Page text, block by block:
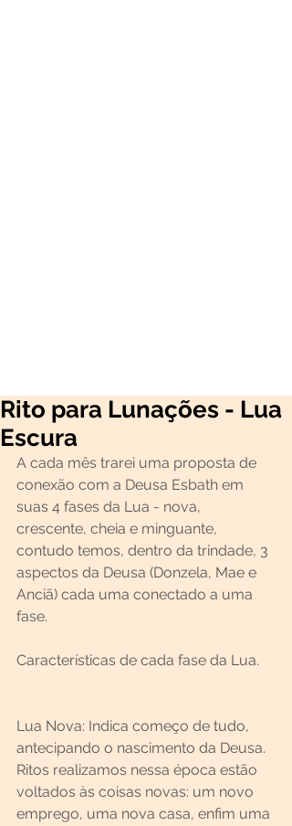
Rito para Lunações - Lua
Escura
A cada mês trarei uma proposta de
conexão com a Deusa Esbath em
suas 4 fases da Lua - nova,
crescente, cheia e minguante,
contudo temos, dentro da trindade, 3
aspectos da Deusa (Donzela, Mae e
Anciã) cada uma conectado a uma
fase.
Características de cada fase da Lua.
Lua Nova: Indica começo de tudo,
antecipando o nascimento da Deusa.
Ritos realizamos nessa época estão
voltados às coisas novas: um novo
emprego, uma nova casa, enfim uma